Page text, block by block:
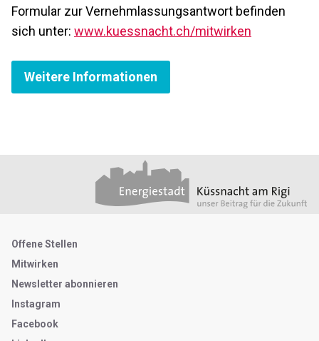
Formular zur Vernehmlassungsantwort befinden
sich unter: www.kuessnacht.ch/mitwirken
Weitere Informationen
Metanavigation
Offene Stellen
Mitwirken
Newsletter abonnieren
Instagram
Facebook